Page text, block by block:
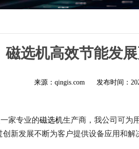
磁选机高效节能发
来源：qingis.com 发布时间：
家专业的磁选机生产商，我公司可为
新发展不断为客户提供设备应用和解